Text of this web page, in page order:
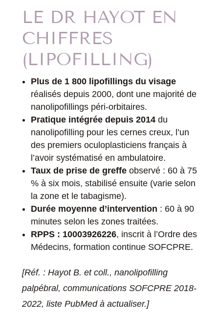
LE DR HAYOT EN
CHIFFRES
(LIPOFILLING)
Plus de 1 800 lipofillings du visage
réalisés depuis 2000, dont une majorité de
nanolipofillings péri-orbitaires.
Pratique intégrée depuis 2014du
nanolipofilling pour les cernes creux, l’un
des premiers oculoplasticiens français à
l’avoir systématisé en ambulatoire.
Taux de prise de greffeobservé : 60 à 75
% à six mois, stabilisé ensuite (varie selon
la zone et le tabagisme).
Durée moyenne d’intervention : 60 à 90
minutes selon les zones traitées.
RPPS : 10003926226, inscrit à l’Ordre des
Médecins, formation continue SOFCPRE.
[Réf. : Hayot B. et coll., nanolipofilling
palpébral, communications SOFCPRE 2018-
2022, liste PubMed à actualiser.]